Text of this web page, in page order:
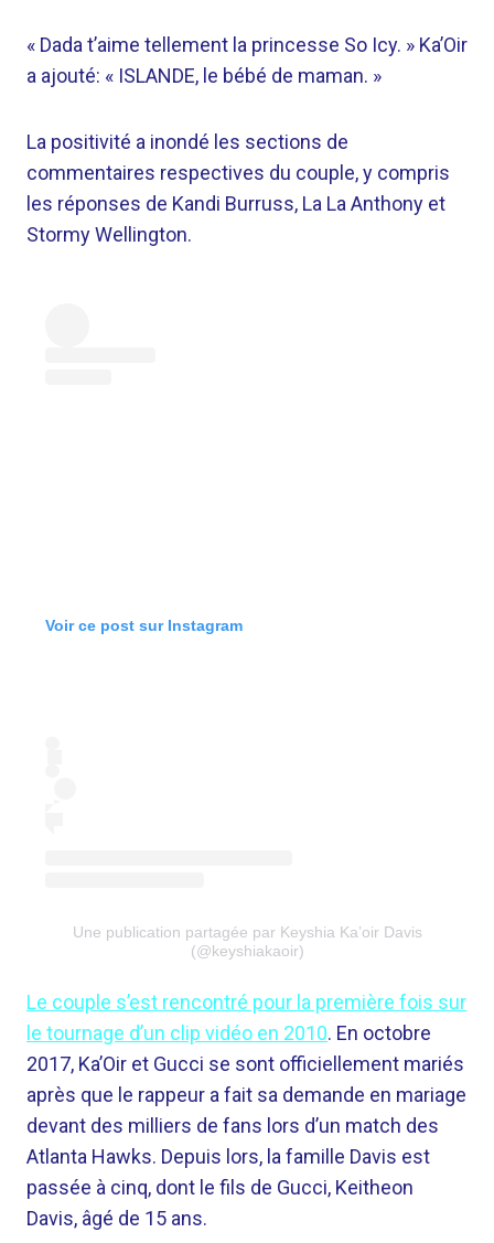
« Dada t’aime tellement la princesse So Icy. » Ka’Oir
a ajouté: « ISLANDE, le bébé de maman. »
La positivité a inondé les sections de
commentaires respectives du couple, y compris
les réponses de Kandi Burruss, La La Anthony et
Stormy Wellington.
Voir ce post sur Instagram
Une publication partagée par Keyshia Ka’oir Davis
(@keyshiakaoir)
Le couple s’est rencontré pour la première fois sur
le tournage d’un clip vidéo en 2010. En octobre
2017, Ka’Oir et Gucci se sont officiellement mariés
après que le rappeur a fait sa demande en mariage
devant des milliers de fans lors d’un match des
Atlanta Hawks. Depuis lors, la famille Davis est
passée à cinq, dont le fils de Gucci, Keitheon
Davis, âgé de 15 ans.